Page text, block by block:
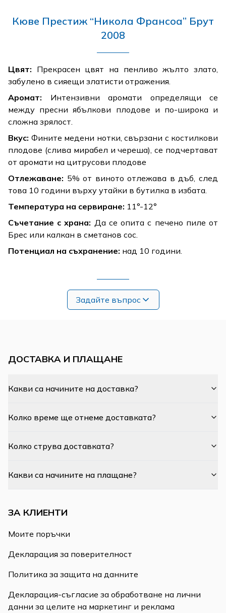
Кюве Престиж “Никола Франсоа” Брут
2008
Цвят: Прекрасен цвят на пенливо жълто злато,
забулено в сияещи златисти отражения.
Аромат: Интензивни аромати определящи се
между пресни ябълкови плодове и по-широка и
сложна зрялост.
Вкус: Фините медени нотки, свързани с костилкови
плодове (слива мирабел и череша), се подчертават
от аромати на цитрусови плодове
Отлежаване: 5% от виното отлежава в дъб, след
това 10 години върху утайки в бутилка в избата.
Температура на сервиране: 11°-12°
Съчетание с храна: Да се опита с печено пиле от
Брес или калкан в сметанов сос.
Потенциал на съхранение: над 10 години.
Задайте въпрос
ДОСТАВКА И ПЛАЩАНЕ
Какви са начините на доставка?
Колко време ще отнеме доставката?
Колко струва доставката?
Какви са начините на плащане?
ЗА КЛИЕНТИ
Моите поръчки
Декларация за поверителност
Политика за защита на данните
Декларация-съгласие за обработване на лични
данни за целите на маркетинг и реклама